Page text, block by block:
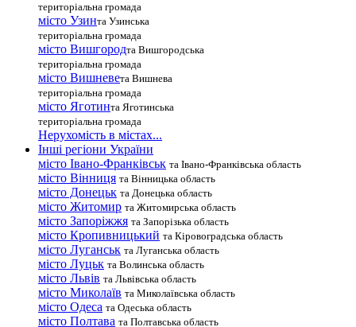
територіальна громада
місто Узинта Узинська
територіальна громада
місто Вишгородта Вишгородська
територіальна громада
місто Вишневета Вишнева
територіальна громада
місто Яготинта Яготинська
територіальна громада
Нерухомість в містах...
Інші регіони України
місто Івано-Франківськ та Івано-Франківська область
місто Вінниця та Вінницька область
місто Донецьк та Донецька область
місто Житомир та Житомирська область
місто Запоріжжя та Запорізька область
місто Кропивницький та Кіровоградська область
місто Луганськ та Луганська область
місто Луцьк та Волинська область
місто Львів та Львівська область
місто Миколаїв та Миколаївська область
місто Одеса та Одеська область
місто Полтава та Полтавська область